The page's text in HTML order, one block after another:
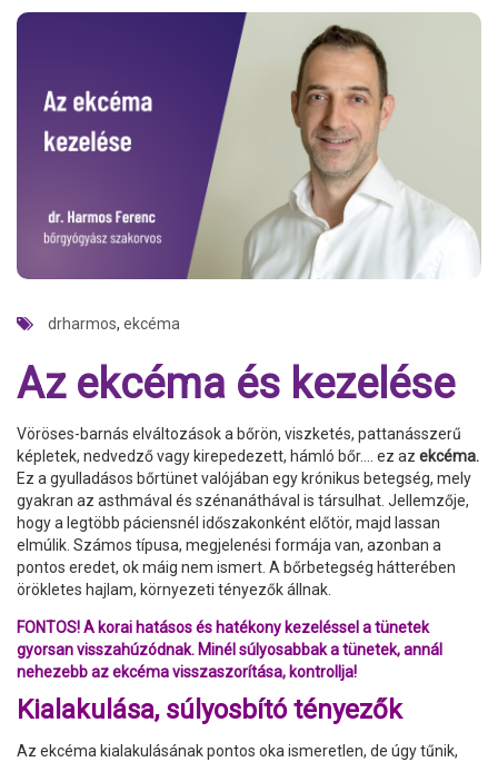
drharmos, ekcéma
Az ekcéma és kezelése
Vöröses-barnás elváltozások a bőrön, viszketés, pattanásszerű
képletek, nedvedző vagy kirepedezett, hámló bőr…. ez az ekcéma.
Ez a gyulladásos bőrtünet valójában egy krónikus betegség, mely
gyakran az asthmával és szénanáthával is társulhat. Jellemzője,
hogy a legtöbb páciensnél időszakonként előtör, majd lassan
elmúlik. Számos típusa, megjelenési formája van, azonban a
pontos eredet, ok máig nem ismert. A bőrbetegség hátterében
örökletes hajlam, környezeti tényezők állnak.
FONTOS! A korai hatásos és hatékony kezeléssel a tünetek
gyorsan visszahúzódnak. Minél súlyosabbak a tünetek, annál
nehezebb az ekcéma visszaszorítása, kontrollja!
Kialakulása, súlyosbító tényezők
Az ekcéma kialakulásának pontos oka ismeretlen, de úgy tűnik,